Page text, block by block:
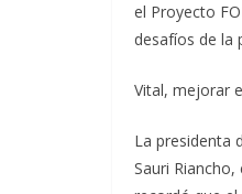
el Proyecto
desafíos de la
Vital, mejorar
La presidenta
Sauri